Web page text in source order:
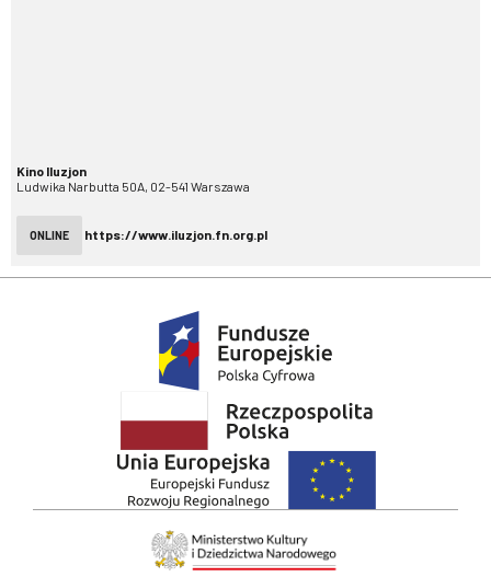
Kino Iluzjon
Ludwika Narbutta 50A, 02-541 Warszawa
ONLINE https://www.iluzjon.fn.org.pl